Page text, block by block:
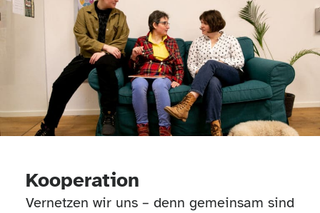
Kooperation
Vernetzen wir uns – denn gemeinsam sind